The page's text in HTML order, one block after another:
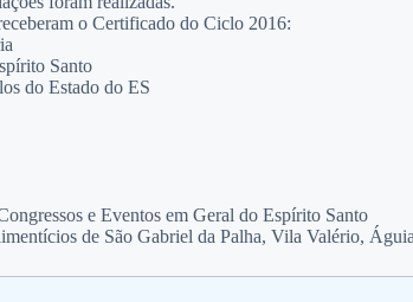
o Certificado do Ciclo 2016:
Santo
do Estado do ES
e Eventos em Geral do Espírito Santo
de São Gabriel da Palha, Vila Valério,